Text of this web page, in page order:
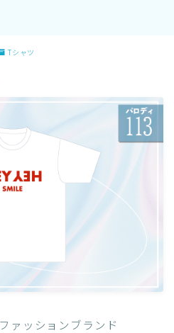
Tシャツ
ァッションブランド